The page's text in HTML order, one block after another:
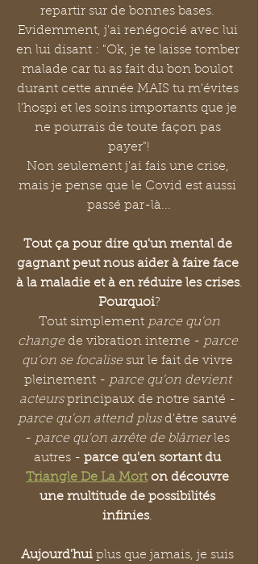
repartir sur de bonnes bases.
Evidemment, j'ai renégocié avec lui
en lui disant : "Ok, je te laisse tomber
malade car tu as fait du bon boulot
durant cette année MAIS tu m'évites
l'hospi et les soins importants que je
ne pourrais de toute façon pas
payer"!
Non seulement j'ai fais une crise,
mais je pense que le Covid est aussi
passé par-là...
Tout ça pour dire qu'un mental de
gagnant peut nous aider à faire face
à la maladie et à en réduire les crises.
Pourquoi?
Tout simplement parce qu'on
change de vibration interne - parce
qu'on se focalise sur le fait de vivre
pleinement - parce qu'on devient
acteurs principaux de notre santé -
parce qu'on attend plus d'être sauvé
- parce qu'on arrête de blâmer les
autres - parce qu'en sortant du
Triangle De La Mort on découvre
une multitude de possibilités
infinies.
Aujourd'hui plus que jamais, je suis